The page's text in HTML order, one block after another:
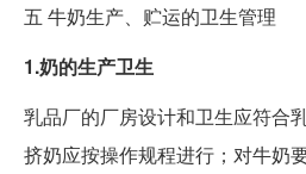
五 牛奶生产、贮运的卫生管理
1.奶的生产卫生
乳品厂的厂房设计和卫生应符合
挤奶应按操作规程进行；对牛奶